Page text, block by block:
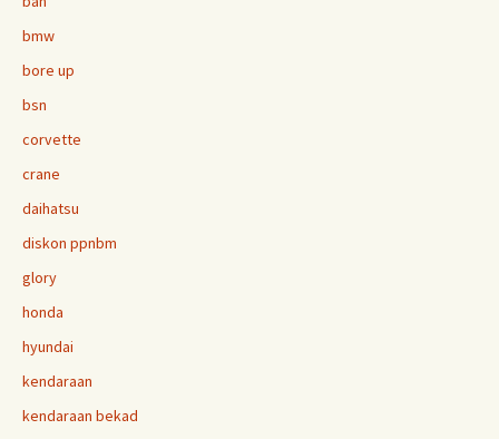
bmw
bore up
bsn
corvette
crane
daihatsu
diskon ppnbm
glory
honda
hyundai
kendaraan
kendaraan bekad